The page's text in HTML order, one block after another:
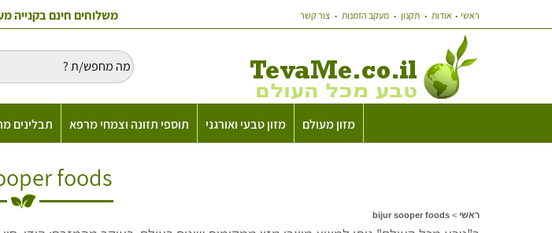
ראשי אודות תקנון מעקב הזמנות צור קשר משלוחים חינם בקנייה מעל
מזון מעולם מזון טבעי ואורגני תוספי תזונה וצמחי מרפא תבלינים
foods
ראשי >
bijur sooper foods